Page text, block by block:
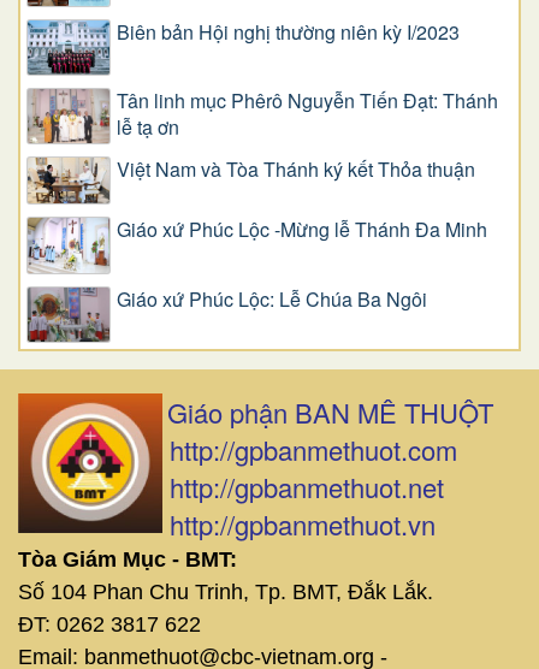
Biên bản Hội nghị thường niên kỳ I/2023
Tân linh mục Phêrô Nguyễn Tiến Đạt: Thánh
lễ tạ ơn
Việt Nam và Tòa Thánh ký kết Thỏa thuận
Giáo xứ Phúc Lộc -Mừng lễ Thánh Đa Minh
Giáo xứ Phúc Lộc: Lễ Chúa Ba Ngôi
Giáo phận BAN MÊ THUỘT
http://gpbanmethuot.com
http://gpbanmethuot.net
http://gpbanmethuot.vn
Tòa Giám Mục - BMT:
Số 104 Phan Chu Trinh, Tp. BMT, Đắk Lắk.
ĐT: 0262 3817 622
Email: banmethuot@cbc-vietnam.org -